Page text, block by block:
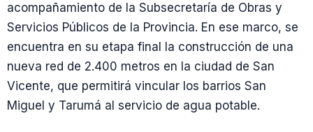
acompañamiento de la Subsecretaría de Obras y
Servicios Públicos de la Provincia. En ese marco, se
encuentra en su etapa final la construcción de una
nueva red de 2.400 metros en la ciudad de San
Vicente, que permitirá vincular los barrios San
Miguel y Tarumá al servicio de agua potable.